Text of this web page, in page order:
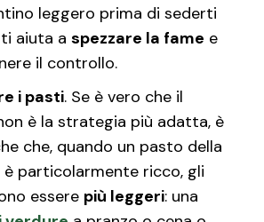
leggero prima di sederti
aiuta aspezzare la fame e
il controllo.
i pasti. Se è vero che il
è la strategia più adatta, è
che, quando un pasto della
particolarmente ricco, gli
essere più leggeri: una